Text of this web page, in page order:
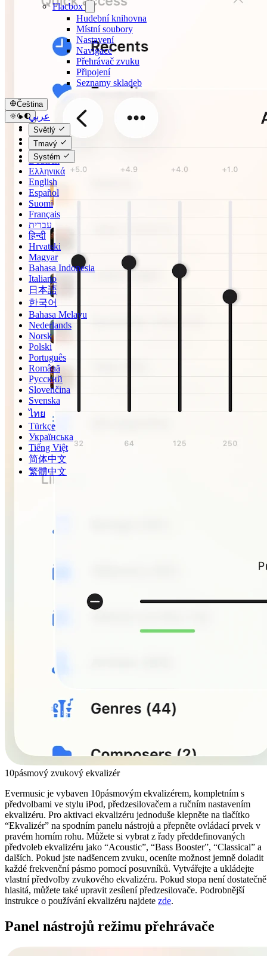
Flacbox
Hudební knihovna
Místní soubory
Nastavení
Navigace
Přehrávač zvuku
Připojení
Seznamy skladeb
Čeština
عربي
Català
Čeština
Dansk
Deutsch
Ελληνικά
English
Español
Suomi
Français
עברית
हिन्दी
Hrvatski
Magyar
Bahasa Indonesia
Italiano
日本語
한국어
Bahasa Melayu
Nederlands
Norsk
Polski
Português
Română
Русский
Slovenčina
Svenska
ไทย
Türkçe
Українська
Tiếng Việt
简体中文
繁體中文
Světlý
Tmavý
Systém
10pásmový zvukový ekvalizér
Evermusic je vybaven 10pásmovým ekvalizérem, kompletním s
předvolbami ve stylu iPod, předzesilovačem a ručním nastavením
ekvalizéru. Pro aktivaci ekvalizéru jednoduše klepněte na tlačítko
“Ekvalizér” na spodním panelu nástrojů a přepněte ovládací prvek v
pravém horním rohu. Můžete si vybrat z řady předdefinovaných
předvoleb ekvalizéru jako “Acoustic”, “Bass Booster”, “Classical” a
dalších. Pokud jste nadšencem zvuku, oceníte možnost jemně doladit
každé frekvenční pásmo pomocí posuvníků. Vytvářejte a ukládejte
vlastní předvolby zvukového ekvalizéru. Pokud stopa není dostatečně
hlasitá, můžete také upravit zesílení předzesilovače. Podrobnější
instrukce o používání ekvalizéru najdete zde.
Panel nástrojů režimu přehrávače